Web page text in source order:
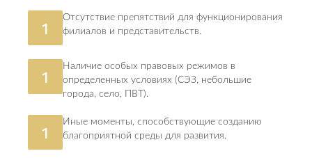
1
Отсутствие препятствий для функционирования
филиалов и представительств.
1
Наличие особых правовых режимов в
определенных условиях (СЭЗ, небольшие
города, село, ПВТ).
1
Иные моменты, способствующие созданию
благоприятной среды для развития.